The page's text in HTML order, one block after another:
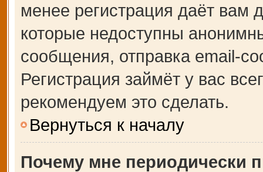
менее регистрация даёт вам
которые недоступны
сообщения, отправка email-
Регистрация займёт у вас
рекомендуем это сделать.
Вернуться к началу
Почему мне периодически